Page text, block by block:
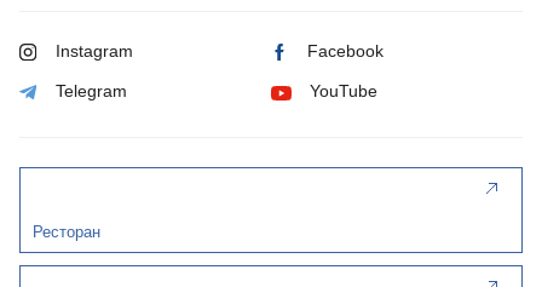
Instagram Facebook
Telegram YouTube
Ресторан